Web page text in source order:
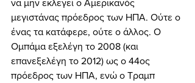
να μην εκλεγεί ο Αμερικανός
μεγιστάνας πρόεδρος των ΗΠΑ. Ούτε ο
ένας τα κατάφερε, ούτε ο άλλος. Ο
Ομπάμα εξελέγη το 2008 (και
επανεξελέγη το 2012) ως ο 44ος
πρόεδρος των ΗΠΑ, ενώ ο Τραμπ